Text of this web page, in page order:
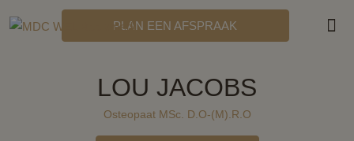
PLAN EEN AFSPRAAK
LOU JACOBS
Osteopaat MSc. D.O-(M).R.O